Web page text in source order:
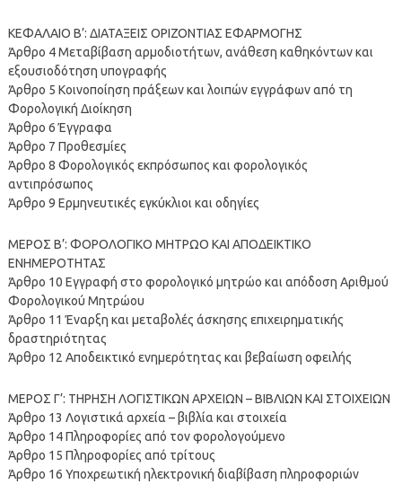
ΚΕΦΑΛΑΙΟ Β’: ΔΙΑΤΑΞΕΙΣ ΟΡΙΖΟΝΤΙΑΣ ΕΦΑΡΜΟΓΗΣ
Άρθρο 4 Μεταβίβαση αρμοδιοτήτων, ανάθεση καθηκόντων και
εξουσιοδότηση υπογραφής
Άρθρο 5 Κοινοποίηση πράξεων και λοιπών εγγράφων από τη
Φορολογική Διοίκηση
Άρθρο 6 Έγγραφα
Άρθρο 7 Προθεσμίες
Άρθρο 8 Φορολογικός εκπρόσωπος και φορολογικός
αντιπρόσωπος
Άρθρο 9 Ερμηνευτικές εγκύκλιοι και οδηγίες
ΜΕΡΟΣ Β’: ΦΟΡΟΛΟΓΙΚΟ ΜΗΤΡΩΟ ΚΑΙ ΑΠΟΔΕΙΚΤΙΚΟ
ΕΝΗΜΕΡΟΤΗΤΑΣ
Άρθρο 10 Εγγραφή στο φορολογικό μητρώο και απόδοση Αριθμού
Φορολογικού Μητρώου
Άρθρο 11 Έναρξη και μεταβολές άσκησης επιχειρηματικής
δραστηριότητας
Άρθρο 12 Αποδεικτικό ενημερότητας και βεβαίωση οφειλής
ΜΕΡΟΣ Γ’: ΤΗΡΗΣΗ ΛΟΓΙΣΤΙΚΩΝ ΑΡΧΕΙΩΝ – ΒΙΒΛΙΩΝ ΚΑΙ ΣΤΟΙΧΕΙΩΝ
Άρθρο 13 Λογιστικά αρχεία – βιβλία και στοιχεία
Άρθρο 14 Πληροφορίες από τον φορολογούμενο
Άρθρο 15 Πληροφορίες από τρίτους
Άρθρο 16 Υποχρεωτική ηλεκτρονική διαβίβαση πληροφοριών